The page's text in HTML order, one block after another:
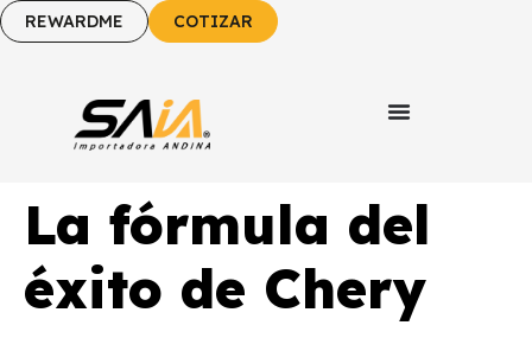
REWARDME COTIZAR
La fórmula del
éxito de Chery